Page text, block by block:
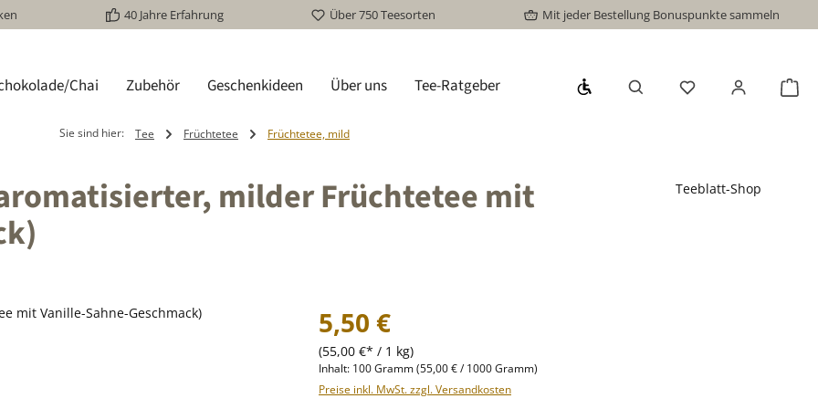
40 Jahre Erfahrung Über 750 Teesorten Mit jeder Bestellung Bonuspunkte sammeln
Chai Zubehör Geschenkideen Über uns Tee-Ratgeber Werkzeugleiste anzeigen
Du hast 0
Sie sind hier: Tee Früchtetee Früchtetee, mild
milder Früchtetee mit Teeblatt-Shop
Regulärer Preis:
5,50 €
(55,00 €* / 1 kg)
Inhalt: 100 Gramm(55,00 € / 1000 Gramm)
Preise inkl. MwSt. zzgl. Versandkosten